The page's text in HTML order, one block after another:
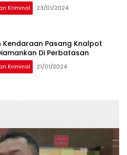
Kriminal 23/01/2024
Kendaraan Pasang Knalpot
Di Perbatasan
Kriminal 21/01/2024